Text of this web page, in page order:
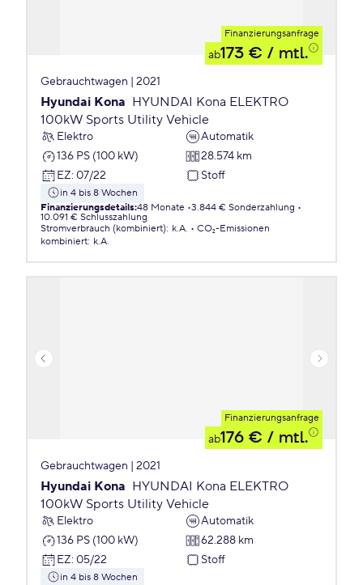
Finanzierungsanfrage
ab173 € / mtl.
Gebrauchtwagen | 2021
Hyundai Kona HYUNDAI Kona ELEKTRO
100kW Sports Utility Vehicle
Elektro
Automatik
136 PS (100 kW)
28.574 km
EZ: 07/22 Stoff
in 4 bis 8 Wochen
Finanzierungsdetails:48 Monate 3.844 € Sonderzahlung
10.091 € Schlusszahlung
Stromverbrauch (kombiniert): k.A.
CO₂-Emissionen
kombiniert: k.A.
Finanzierungsanfrage
ab176 € / mtl.
Gebrauchtwagen | 2021
Hyundai Kona HYUNDAI Kona ELEKTRO
100kW Sports Utility Vehicle
Elektro
Automatik
136 PS (100 kW)
62.288 km
EZ: 05/22 Stoff
in 4 bis 8 Wochen